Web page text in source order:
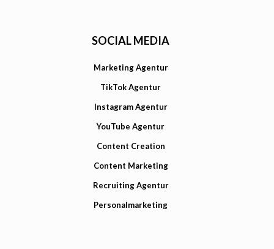
SOCIAL MEDIA
Marketing Agentur
TikTok Agentur
Instagram Agentur
YouTube Agentur
Content Creation
Content Marketing
Recruiting Agentur
Personalmarketing